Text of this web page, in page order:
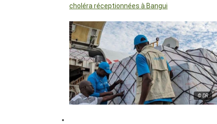
choléra réceptionnées à Bangui
© DR